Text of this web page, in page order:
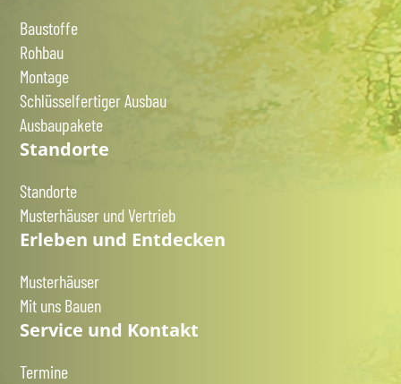
Baustoffe
Rohbau
Montage
Schlüsselfertiger Ausbau
Ausbaupakete
Standorte
Standorte
Musterhäuser und Vertrieb
Erleben und Entdecken
Musterhäuser
Mit uns Bauen
Service und Kontakt
Termine